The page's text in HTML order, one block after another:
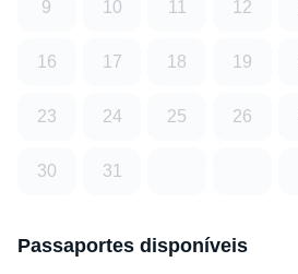
9 10 11 12
16 17 18 19
23 24 25 26
30 31
Passaportes disponíveis